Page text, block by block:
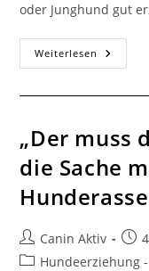
oder Junghund gut
Weiterlesen
„Der muss
die Sache
Canin Aktiv
Hundeerziehung